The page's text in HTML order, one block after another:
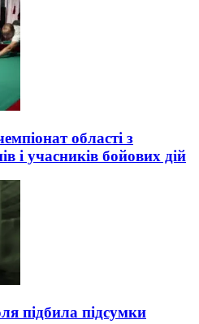
області з
і учасників бойових дій
підбила підсумки